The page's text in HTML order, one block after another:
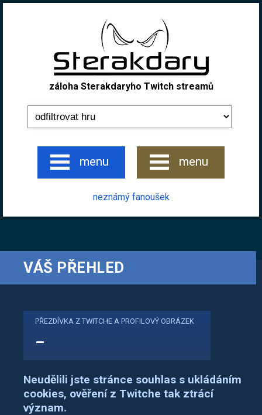
záloha Sterakdaryho Twitch streamů
menu menu
neznámý fanoušek
VÁŠ PŘEHLED
PŘEZDÍVKA Z TWITCHE A PROFILOVÝ OBRÁZEK
–
Neudělili jste stránce souhlas s ukládáním
cookies, ověření z Twitche tak ztrácí
význam.